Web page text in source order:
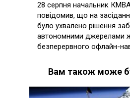
28 серпня начальник
повідомив, що на
було ухвалено рішення
автономними джерелами
безперервного офлайн-
Вам також може